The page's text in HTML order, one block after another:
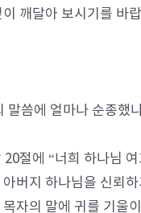
깨달아 보시기를 바
말씀에 얼마나 순종했
20절에 “너희 하나님
버지 하나님을 신뢰
자의 말에 귀를 기울